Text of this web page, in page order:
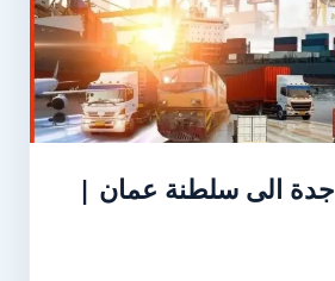
الى سلطنة عمان |